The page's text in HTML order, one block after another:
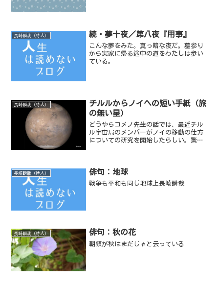
長崎瞬哉（詩人） 続・夢十夜／第八夜『用事』
こんな夢をみた。真っ暗な夜だ。墓参り
から実家に帰る途中の道をわたしは歩い
ている。
長崎瞬哉（詩人）
チルルからノイへの短い手紙（旅
の無い星）
どうやらコメノ先生の話では、最近チル
ル宇宙局のメンバーがノイの移動の仕方
についての研究を開始したらしい。驚く
長崎瞬哉（詩人） 俳句：地球
戦争も平和も同じ地球上長崎瞬哉
長崎瞬哉（詩人） 俳句：秋の花
朝顔が秋はまだじゃと云っている